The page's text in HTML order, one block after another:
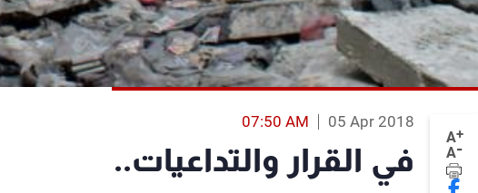
A+
A-
05 Apr 2018
07:50 AM
في القرار والتداعيات..